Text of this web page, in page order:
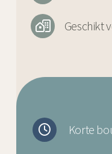
Geschikt
Korte